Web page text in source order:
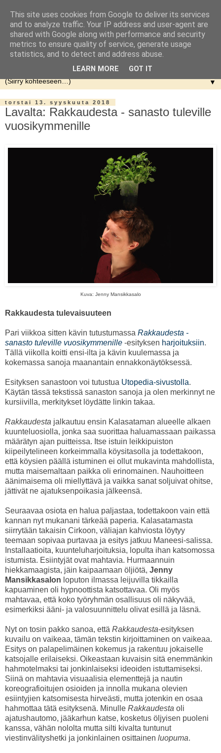
▼
torstai 13. syyskuuta 2018
Lavalta: Rakkaudesta - sanasto tuleville
vuosikymmenille
Kuva: Jenny Mansikkasalo
Rakkaudesta tulevaisuuteen
Pari viikkoa sitten kävin tutustumassa Rakkaudesta -
sanasto tuleville vuosikymmenille -esityksen harjoituksiin.
Tällä viikolla koitti ensi-ilta ja kävin kuulemassa ja
kokemassa sanoja maanantain ennakkonäytöksessä.
Esityksen sanastoon voi tutustua Utopedia-sivustolla.
Käytän tässä tekstissä sanaston sanoja ja olen merkinnyt ne
kursiivilla, merkitykset löydätte linkin takaa.
Rakkaudesta jalkautuu ensin Kalasataman alueelle alkaen
kuunteluosiolla, jonka saa suorittaa haluamassaan paikassa
määrätyn ajan puitteissa. Itse istuin leikkipuiston
kiipeilytelineen korkeimmalla köysitasolla ja todettakoon,
että köysien päällä istuminen ei ollut mukavinta mahdollista,
mutta maisemaltaan paikka oli erinomainen. Nauhoitteen
äänimaisema oli miellyttävä ja vaikka sanat soljuivat ohitse,
jättivät ne ajatuksenpoikasia jälkeensä.
Seuraavaa osiota en halua paljastaa, todettakoon vain että
kannan nyt mukanani tärkeää paperia. Kalasatamasta
siirrytään takaisin Cirkoon, väliajan kahviosta löytyy
teemaan sopivaa purtavaa ja esitys jatkuu Maneesi-salissa.
Installaatioita, kuunteluharjoituksia, lopulta ihan katsomossa
istumista. Esiintyjät ovat mahtavia. Hurmaannuin
hiekkamaagista, jäin kaipaamaan öljiötä, Jenny
Mansikkasalon loputon ilmassa leijuvilla tikkailla
kapuaminen oli hypnoottista katsottavaa. Oli myös
mahtavaa, että koko työryhmän osallisuus oli näkyvää,
esimerkiksi ääni- ja valosuunnittelu olivat esillä ja läsnä.
Nyt on tosin pakko sanoa, että Rakkaudesta-esityksen
kuvailu on vaikeaa, tämän tekstin kirjoittaminen on vaikeaa.
Esitys on palapelimäinen kokemus ja rakentuu jokaiselle
katsojalle erilaiseksi. Oikeastaan kuvaisin sitä enemmänkin
hahmotelmaksi tai jonkinlaiseksi ideoiden istuttamiseksi.
Siinä on mahtavia visuaalisia elementtejä ja nautin
koreografioitujen osioiden ja innolla mukana olevien
esiintyjien katsomisesta hirveästi, mutta jotenkin en osaa
hahmottaa tätä esityksenä. Minulle Rakkaudesta oli
ajatushautomo, jääkarhun katse, kosketus öljyisen puoleni
kanssa, vähän nololta mutta silti kivalta tuntunut
viestinvälityshetki ja jonkinlainen osittainen luopuma.
This site uses cookies from Google to deliver its services
and to analyze traffic. Your IP address and user-agent are
shared with Google along with performance and security
metrics to ensure quality of service, generate usage
statistics, and to detect and address abuse.
LEARN MORE GOT IT